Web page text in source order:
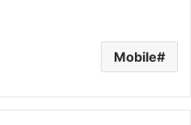
Mobile